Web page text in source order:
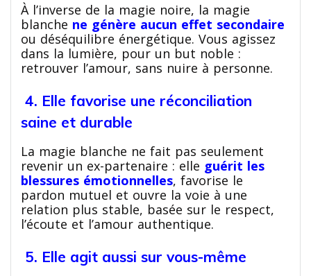
À l’inverse de la magie noire, la magie
blanche ne génère aucun effet secondaire
ou déséquilibre énergétique. Vous agissez
dans la lumière, pour un but noble :
retrouver l’amour, sans nuire à personne.
4. Elle favorise une réconciliation
saine et durable
La magie blanche ne fait pas seulement
revenir un ex-partenaire : elle guérit les
blessures émotionnelles, favorise le
pardon mutuel et ouvre la voie à une
relation plus stable, basée sur le respect,
l’écoute et l’amour authentique.
5. Elle agit aussi sur vous-même